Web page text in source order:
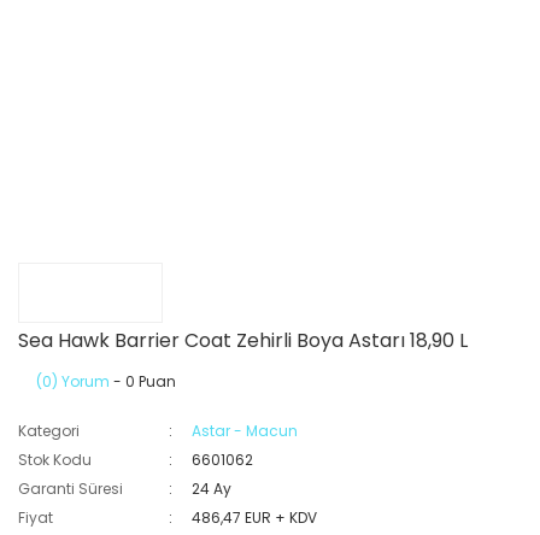
Sea Hawk Barrier Coat Zehirli Boya Astarı 18,90 L
(0) Yorum - 0 Puan
Kategori
Astar - Macun
Stok Kodu
6601062
Garanti Süresi
24 Ay
Fiyat
486,47 EUR + KDV